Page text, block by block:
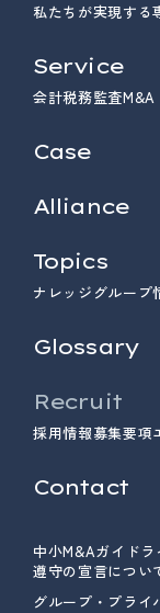
私たちが実現する
Service
会計税務監査M&A
Case
Alliance
Topics
ナレッジ グループ
Glossary
Recruit
採用情報募集要項
Contact
中小M&Aガイドラ
遵守の宣言につい
グループ・プライ